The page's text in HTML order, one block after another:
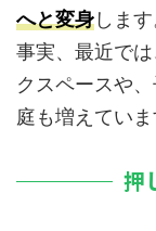
へと変身します
事実、最近で
クスペースや
庭も増えていま
押